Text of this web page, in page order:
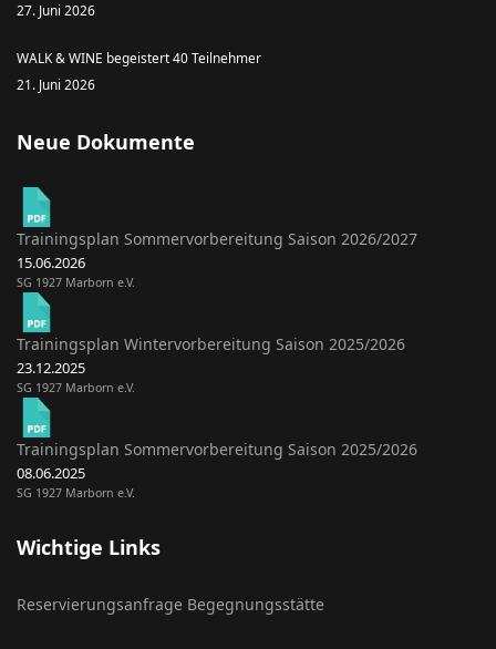
27. Juni 2026
WALK & WINE begeistert 40 Teilnehmer
21. Juni 2026
Neue Dokumente
Trainingsplan Sommervorbereitung Saison 2026/2027
15.06.2026
SG 1927 Marborn e.V.
Trainingsplan Wintervorbereitung Saison 2025/2026
23.12.2025
SG 1927 Marborn e.V.
Trainingsplan Sommervorbereitung Saison 2025/2026
08.06.2025
SG 1927 Marborn e.V.
Wichtige Links
Reservierungsanfrage Begegnungsstätte